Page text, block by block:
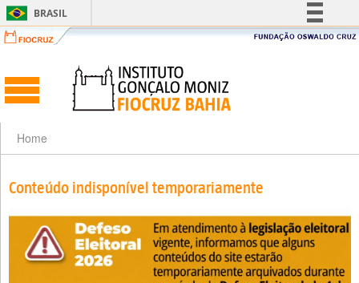
BRASIL
Simplifique!
Acesso à informação
Canais
Home
Conteúdo indisponível temporariamente